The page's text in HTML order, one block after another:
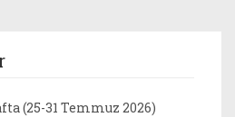
(25-31 Temmuz 2026)